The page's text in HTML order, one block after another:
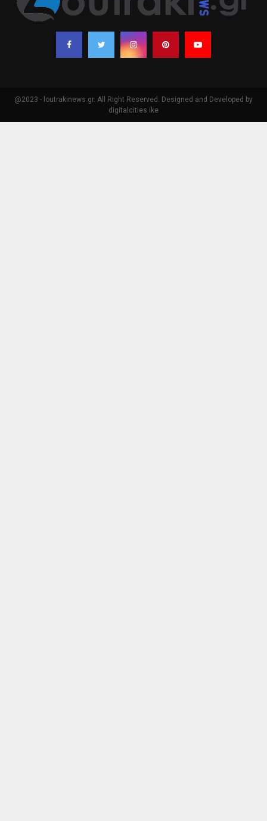
@2023 - loutrakinews.gr. All Right Reserved. Designed and Developed by
digitalcities ike